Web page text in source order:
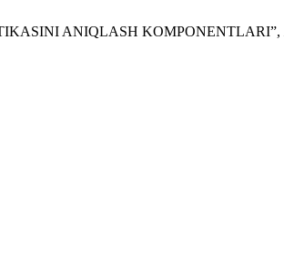
ANIQLASH KOMPONENTLARI”,